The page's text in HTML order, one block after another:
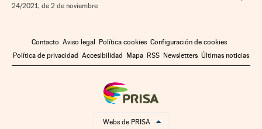
24/2021, de 2 de noviembre
Contacto Aviso legal Política cookies Configuración de cookies
Política de privacidad Accesibilidad Mapa RSS Newsletters Últimas noticias
Webs de PRISA